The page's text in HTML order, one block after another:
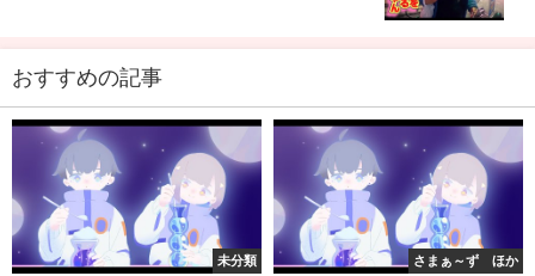
おすすめの記事
未分類 さまぁ～ず ほか